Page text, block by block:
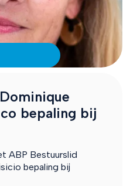
bepaling bij
ABP Bestuurslid
bepaling bij